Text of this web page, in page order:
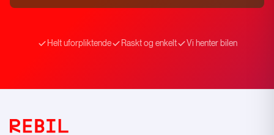
Helt uforpliktende Raskt og enkelt Vi henter bilen